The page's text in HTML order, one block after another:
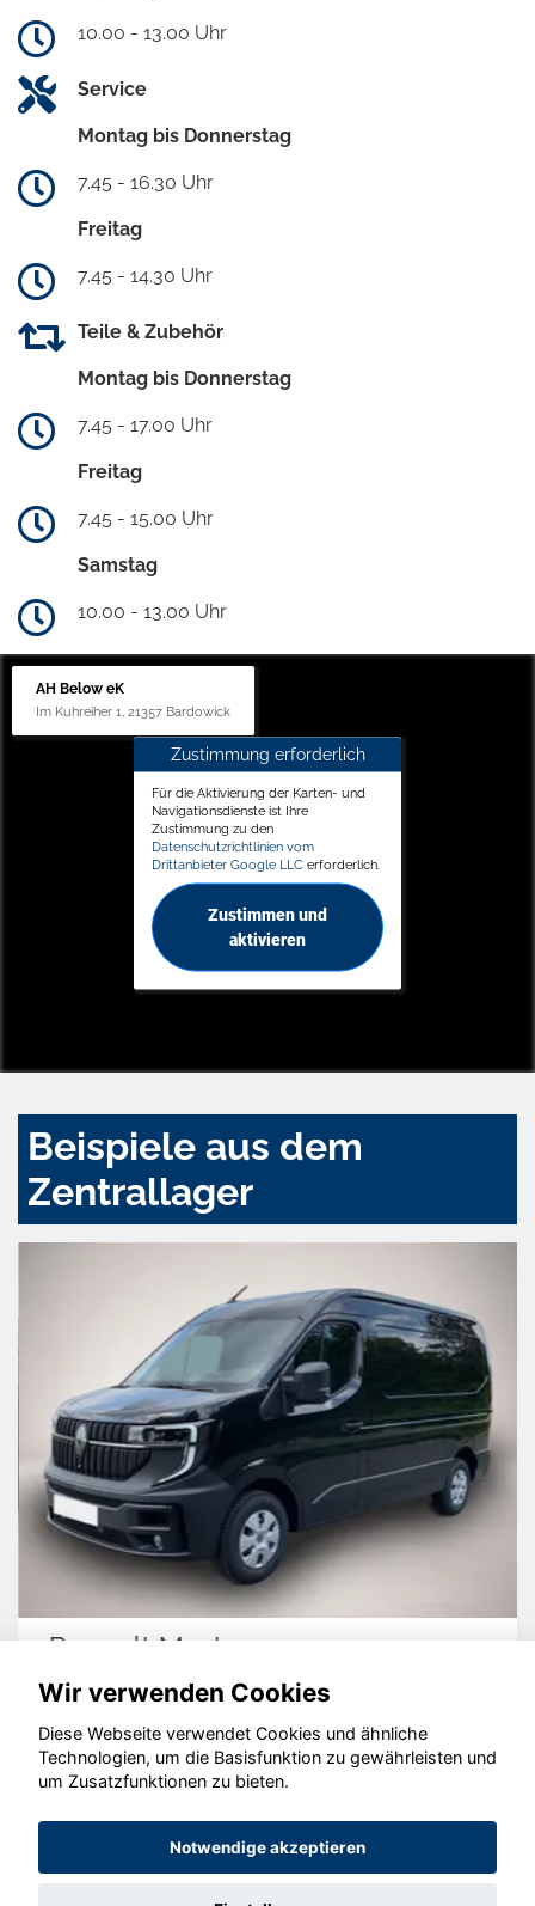
10.00 - 13.00 Uhr
Service
Montag bis Donnerstag
7.45 - 16.30 Uhr
Freitag
7.45 - 14.30 Uhr
Teile & Zubehör
Montag bis Donnerstag
7.45 - 17.00 Uhr
Freitag
7.45 - 15.00 Uhr
Samstag
10.00 - 13.00 Uhr
AH Below eK
Im Kuhreiher 1, 21357 Bardowick
Zustimmung erforderlich
Für die Aktivierung der Karten- und
Navigationsdienste ist Ihre
Zustimmung zu den
Datenschutzrichtlinien vom
Drittanbieter Google LLC erforderlich.
Zustimmen und
aktivieren
Beispiele aus dem
Zentrallager
Renault Master
© konjunkturmotor.de GmbH 2020 - 2026
Wir verwenden Cookies
Diese Webseite verwendet Cookies und ähnliche
Technologien, um die Basisfunktion zu gewährleisten und
um Zusatzfunktionen zu bieten.
Notwendige akzeptieren